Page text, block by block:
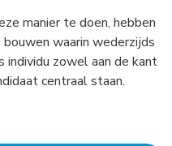
manier te doen, hebben
waarin wederzijds
individu zowel aan de kant
centraal staan.